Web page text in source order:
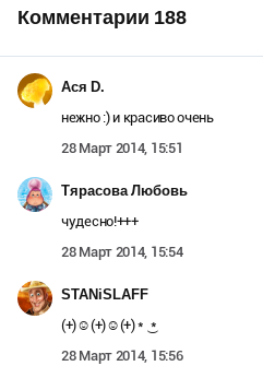
Комментарии 188
Ася D.
нежно :) и красиво очень
28 Март 2014, 15:51
Тярасова Любовь
чудесно!+++
28 Март 2014, 15:54
STANiSLAFF
(+)☺(+)☺(+) * ͜ *
28 Март 2014, 15:56